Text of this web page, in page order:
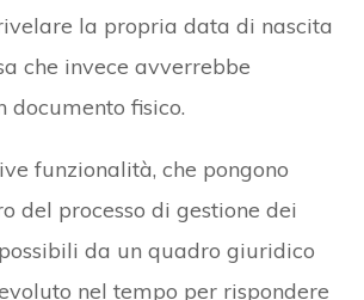
la propria data di nascita
che invece avverrebbe
documento fisico.
funzionalità, che pongono
del processo di gestione dei
da un quadro giuridico
nel tempo per rispondere